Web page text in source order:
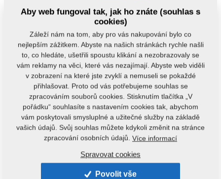
stažení
Kód produktu: 8000734-30008
Tento díl je použitelný i pro následující stroje:
Aby web fungoval tak, jak ho znáte (souhlas s
cookies)
Záleží nám na tom, aby pro vás nakupování bylo co
nejlepším zážitkem. Abyste na našich stránkách rychle našli
to, co hledáte, ušetřili spoustu klikání a nezobrazovaly se
vám reklamy na věci, které vás nezajímají. Abyste web viděli
v zobrazení na které jste zvyklí a nemuseli se pokaždé
přihlašovat. Proto od vás potřebujeme souhlas se
zpracováním souborů cookies. Stisknutím tlačítka „V
pořádku“ souhlasíte s nastavením cookies tak, abychom
vám poskytovali smysluplné a užitečné služby na základě
vašich údajů. Svůj souhlas můžete kdykoli změnit na stránce
zpracování osobních údajů. Více informací
Spravovat cookies
Povolit vše